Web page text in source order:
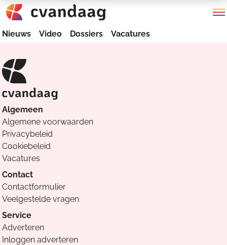
Nieuws Video Dossiers Vacatures
Algemeen
Algemene voorwaarden
Privacybeleid
Cookiebeleid
Vacatures
Contact
Contactformulier
Veelgestelde vragen
Service
Adverteren
Inloggen adverteren